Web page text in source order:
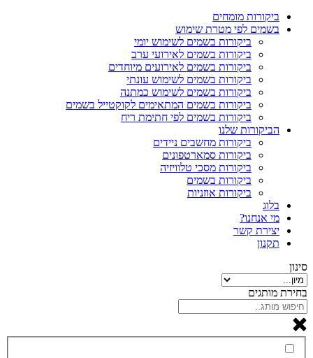
ביקורות מומחים
בשמים לפי מטרת שימוש
ביקורות בשמים לשימוש יומי
ביקורות בשמים לאירועי ערב
ביקורות בשמים לאירועים מיוחדים
ביקורות בשמים לשימוש עונתי
ביקורות בשמים לשימוש כמתנה
ביקורות בשמים המתאימים לקוקטייל בשמים
ביקורות בשמים לפי חתימת ריח
הביקורות שלנו
ביקורות מחשבים ניידים
ביקורות סמארטפונים
ביקורות מסכי טלוויזיה
ביקורות בשמים
ביקורות אוזניות
בלוג
מי אנחנו?
יצירת קשר
תקנון
סינון
בחירת מותגים